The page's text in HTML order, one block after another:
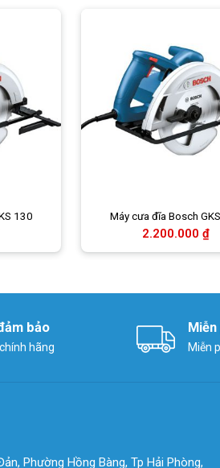
130 Máy cưa đĩa Bosch
2.200.000 ₫
bảo
hãng Miễn
Phường Hồng Bàng, Tp Hải Phòng,